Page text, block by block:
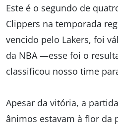
Este é o segundo de
Clippers na temporada
vencido pelo Lakers, foi
da NBA —esse foi o
classificou nosso time
Apesar da vitória, a
ânimos estavam à flor da